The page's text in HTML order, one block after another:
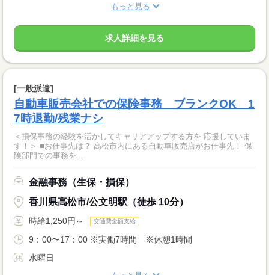
もっと見る
求人詳細を見る
[一般派遣]
自動車販売会社での保険事務 ブランクOK 1
7時退勤/残業ナシ
＜損保事務の経験を活かしてキャリアアップする方を 応援していま
す！＞ ■お仕事先は？ 高松市内にある自動車販売店がお仕事先！ 保
険部門での事務を...
金融事務（生保・損保）
香川県高松市/公文明駅（徒歩 10分）
時給1,250円～ 交通費全額支給
9：00〜17：00 ※実働7時間 ※休憩1時間
水曜日